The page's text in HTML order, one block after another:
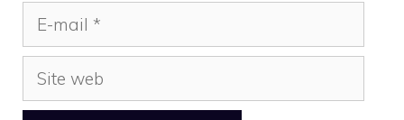
mail
Site
web